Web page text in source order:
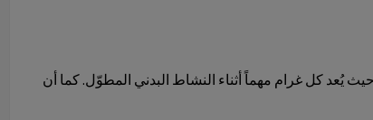
يُعد كل غرام مهماً أثناء النشاط البدني المطوّل. كما أن